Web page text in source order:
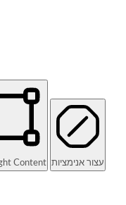
Content עצור אנימציות